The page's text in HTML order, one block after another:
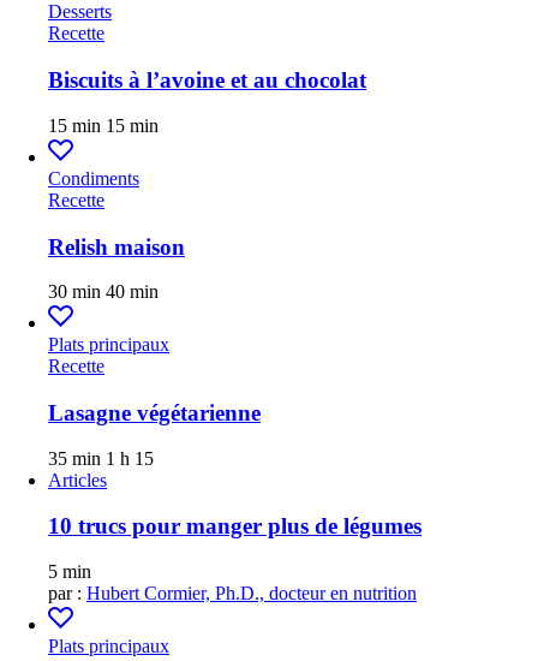
Desserts
Recette
Biscuits à l’avoine et au chocolat
15 min 15 min
Condiments
Recette
Relish maison
30 min 40 min
Plats principaux
Recette
Lasagne végétarienne
35 min 1 h 15
Articles
10 trucs pour manger plus de légumes
5 min
par : Hubert Cormier, Ph.D., docteur en nutrition
Plats principaux